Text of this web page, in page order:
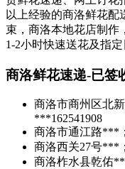
以上经验的商洛鲜花配
束 ，商洛本地花店制
1-2小时快速送花及指
商洛鲜花速递-已签
商洛市商州区北
***162541908
商洛市通江路***
商洛西关27号***
商洛柞水县乾佑